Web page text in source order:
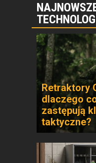
Retraktory
dlaczego
zastępują
taktyczne?